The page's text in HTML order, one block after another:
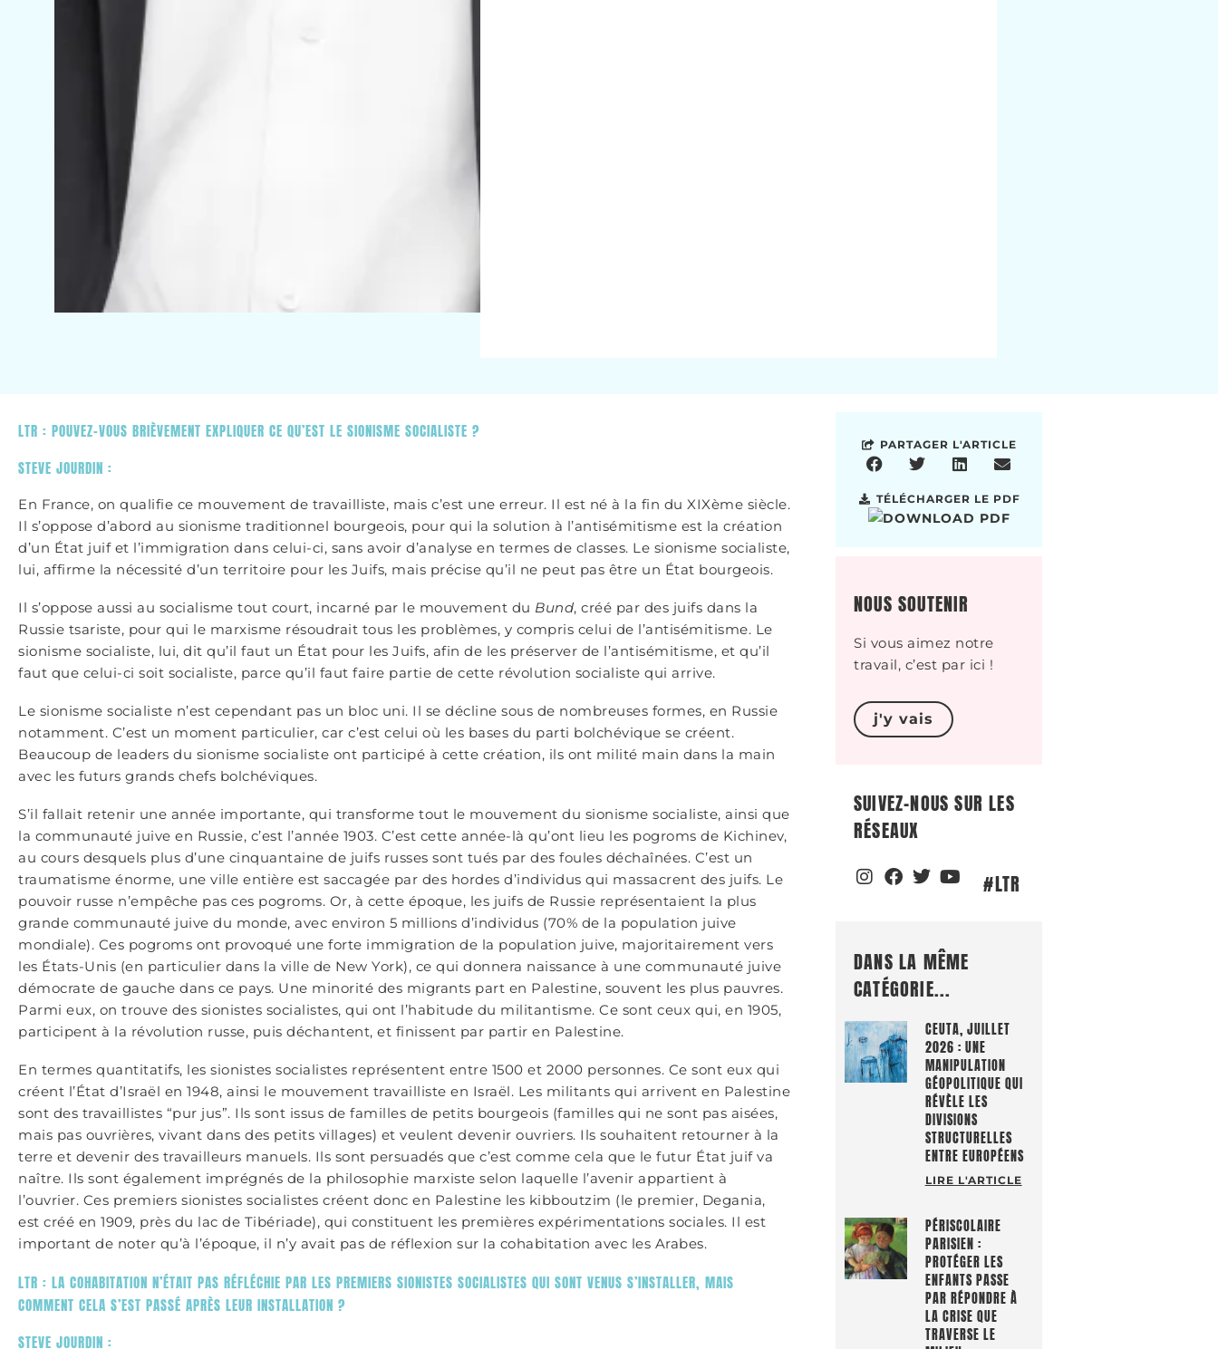
LTR : POUVEZ-VOUS BRIÈVEMENT EXPLIQUER CE QU’EST LE SIONISME SOCIALISTE ?
STEVE JOURDIN :
En France, on qualifie ce mouvement de travailliste, mais c’est une erreur. Il est né à la fin du XIXème siècle.
Il s’oppose d’abord au sionisme traditionnel bourgeois, pour qui la solution à l’antisémitisme est la création
d’un État juif et l’immigration dans celui-ci, sans avoir d’analyse en termes de classes. Le sionisme socialiste,
lui, affirme la nécessité d’un territoire pour les Juifs, mais précise qu’il ne peut pas être un État bourgeois.
Il s’oppose aussi au socialisme tout court, incarné par le mouvement du Bund, créé par des juifs dans la
Russie tsariste, pour qui le marxisme résoudrait tous les problèmes, y compris celui de l’antisémitisme. Le
sionisme socialiste, lui, dit qu’il faut un État pour les Juifs, afin de les préserver de l’antisémitisme, et qu’il
faut que celui-ci soit socialiste, parce qu’il faut faire partie de cette révolution socialiste qui arrive.
Le sionisme socialiste n’est cependant pas un bloc uni. Il se décline sous de nombreuses formes, en Russie
notamment. C’est un moment particulier, car c’est celui où les bases du parti bolchévique se créent.
Beaucoup de leaders du sionisme socialiste ont participé à cette création, ils ont milité main dans la main
avec les futurs grands chefs bolchéviques.
S’il fallait retenir une année importante, qui transforme tout le mouvement du sionisme socialiste, ainsi que
la communauté juive en Russie, c’est l’année 1903. C’est cette année-là qu’ont lieu les pogroms de Kichinev,
au cours desquels plus d’une cinquantaine de juifs russes sont tués par des foules déchaînées. C’est un
traumatisme énorme, une ville entière est saccagée par des hordes d’individus qui massacrent des juifs. Le
pouvoir russe n’empêche pas ces pogroms. Or, à cette époque, les juifs de Russie représentaient la plus
grande communauté juive du monde, avec environ 5 millions d’individus (70% de la population juive
mondiale). Ces pogroms ont provoqué une forte immigration de la population juive, majoritairement vers
les États-Unis (en particulier dans la ville de New York), ce qui donnera naissance à une communauté juive
démocrate de gauche dans ce pays. Une minorité des migrants part en Palestine, souvent les plus pauvres.
Parmi eux, on trouve des sionistes socialistes, qui ont l’habitude du militantisme. Ce sont ceux qui, en 1905,
participent à la révolution russe, puis déchantent, et finissent par partir en Palestine.
En termes quantitatifs, les sionistes socialistes représentent entre 1500 et 2000 personnes. Ce sont eux qui
créent l’État d’Israël en 1948, ainsi le mouvement travailliste en Israël. Les militants qui arrivent en Palestine
sont des travaillistes “pur jus”. Ils sont issus de familles de petits bourgeois (familles qui ne sont pas aisées,
mais pas ouvrières, vivant dans des petits villages) et veulent devenir ouvriers. Ils souhaitent retourner à la
terre et devenir des travailleurs manuels. Ils sont persuadés que c’est comme cela que le futur État juif va
naître. Ils sont également imprégnés de la philosophie marxiste selon laquelle l’avenir appartient à
l’ouvrier. Ces premiers sionistes socialistes créent donc en Palestine les kibboutzim (le premier, Degania,
est créé en 1909, près du lac de Tibériade), qui constituent les premières expérimentations sociales. Il est
important de noter qu’à l’époque, il n’y avait pas de réflexion sur la cohabitation avec les Arabes.
LTR : LA COHABITATION N’ÉTAIT PAS RÉFLÉCHIE PAR LES PREMIERS SIONISTES SOCIALISTES QUI SONT VENUS S’INSTALLER, MAIS
COMMENT CELA S’EST PASSÉ APRÈS LEUR INSTALLATION ?
STEVE JOURDIN :
PARTAGER L'ARTICLE
TÉLÉCHARGER LE PDF
NOUS SOUTENIR
Si vous aimez notre
travail, c’est par ici !
j'y vais
SUIVEZ-NOUS SUR LES
RÉSEAUX
#LTR
DANS LA MÊME
CATÉGORIE...
CEUTA, JUILLET
2026 : UNE
MANIPULATION
GÉOPOLITIQUE QUI
RÉVÈLE LES
DIVISIONS
STRUCTURELLES
ENTRE EUROPÉENS
LIRE L'ARTICLE
PÉRISCOLAIRE
PARISIEN :
PROTÉGER LES
ENFANTS PASSE
PAR RÉPONDRE À
LA CRISE QUE
TRAVERSE LE